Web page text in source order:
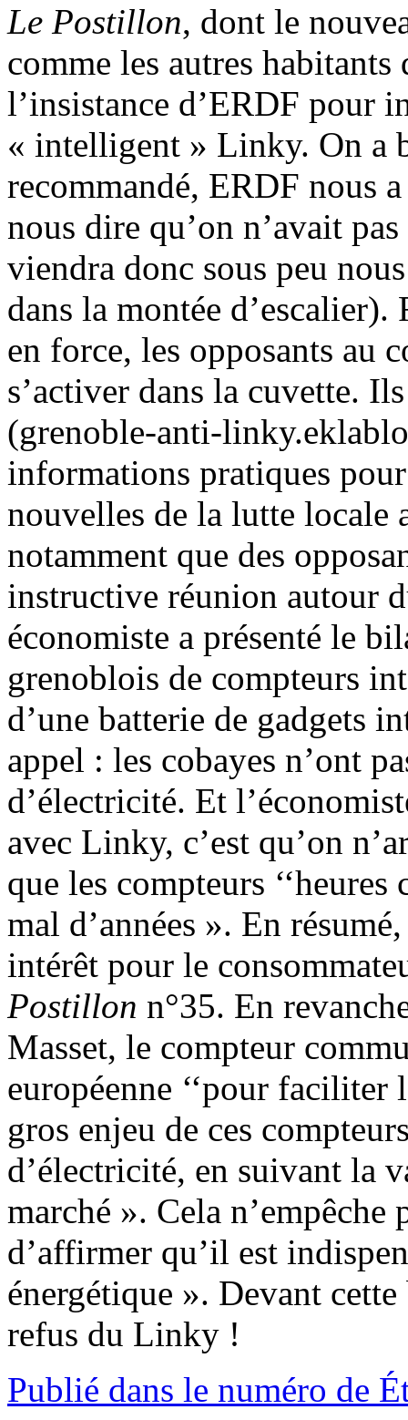
Le Postillon, dont le
comme les autres
l’insistance d’ERDF pour
« intelligent » Linky. On a
recommandé, ERDF nous
nous dire qu’on n’avait
viendra donc sous peu
dans la montée d’escalier).
en force, les opposants au
s’activer dans la cuvette.
(grenoble-anti-
informations pratiques
nouvelles de la lutte
notamment que des
instructive réunion autour
économiste a présenté le
grenoblois de compteurs
d’une batterie de gadgets
appel : les cobayes n’ont
d’électricité. Et
avec Linky, c’est qu’on
que les compteurs ‘‘heures
mal d’années ». En
intérêt pour le
Postillon n°35. En
Masset, le compteur
européenne ‘‘pour faciliter
gros enjeu de ces
d’électricité, en suivant la
marché ». Cela n’empêche
d’affirmer qu’il est
énergétique ». Devant
refus du Linky !
Publié dans le numéro de